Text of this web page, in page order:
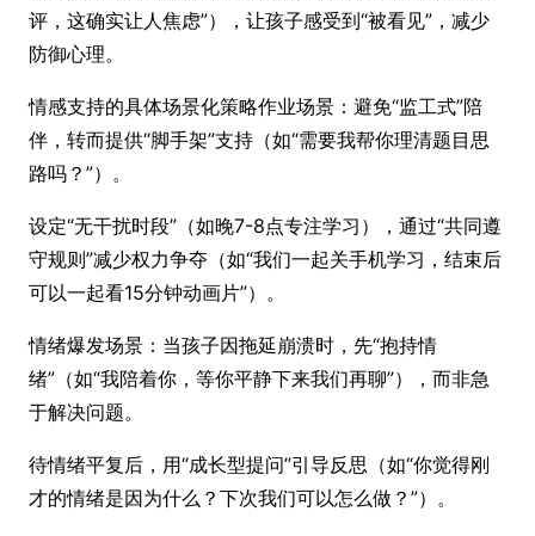
评，这确实让人焦虑”），让孩子感受到“被看见”，减少
防御心理。
情感支持的具体场景化策略作业场景：避免“监工式”陪
伴，转而提供“脚手架”支持（如“需要我帮你理清题目思
路吗？”）。
设定“无干扰时段”（如晚7-8点专注学习），通过“共同遵
守规则”减少权力争夺（如“我们一起关手机学习，结束后
可以一起看15分钟动画片”）。
情绪爆发场景：当孩子因拖延崩溃时，先“抱持情
绪”（如“我陪着你，等你平静下来我们再聊”），而非急
于解决问题。
待情绪平复后，用“成长型提问”引导反思（如“你觉得刚
才的情绪是因为什么？下次我们可以怎么做？”）。